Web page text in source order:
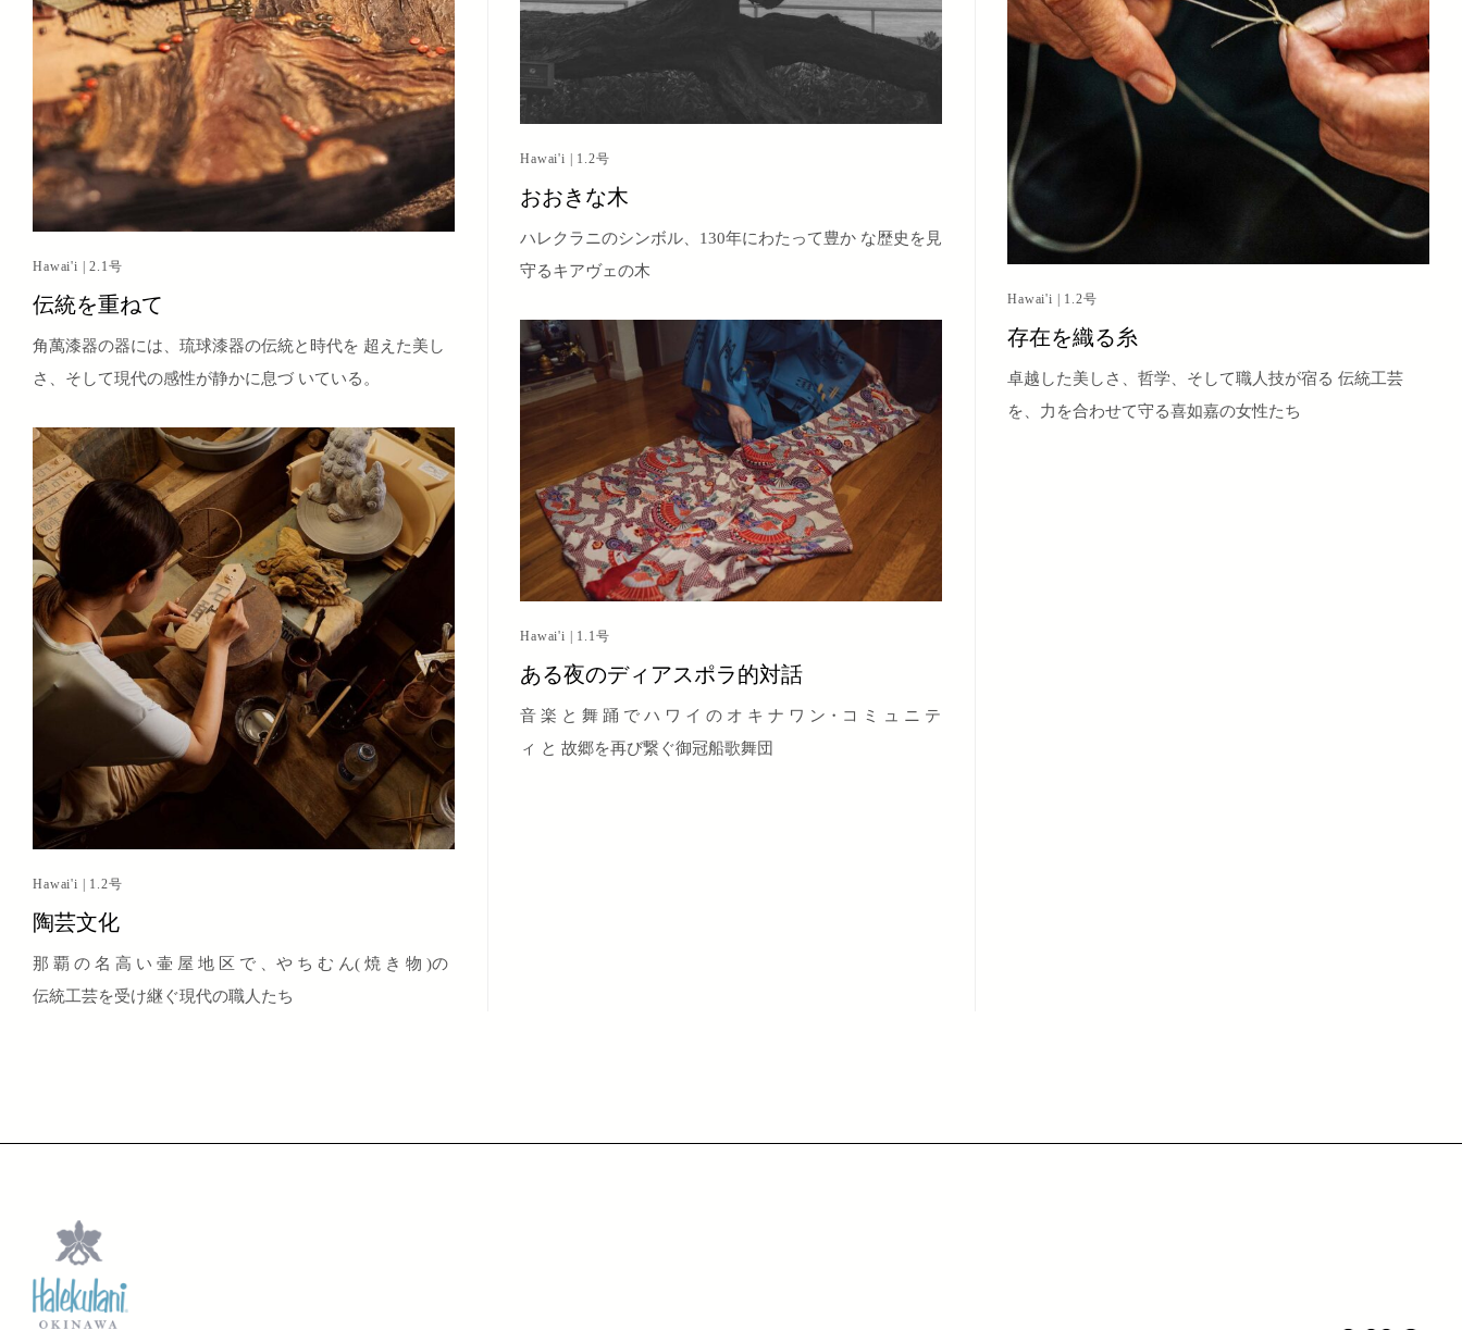
Hawai'i | 2.1号
伝統を重ねて
角萬漆器の器には、琉球漆器の伝統と時代を 超えた美し
さ、そして現代の感性が静かに息づ いている。
Hawai'i | 1.2号
陶芸文化
那 覇 の 名 高 い 壷 屋 地 区 で 、や ち む ん( 焼 き 物 )の
伝統工芸を受け継ぐ現代の職人たち
Hawai'i | 1.2号
おおきな木
ハレクラニのシンボル、130年にわたって豊か な歴史を見
守るキアヴェの木
Hawai'i | 1.1号
ある夜のディアスポラ的対話
音 楽 と 舞 踊 で ハ ワ イ の オ キ ナ ワ ン・コ ミ ュ ニ テ
ィ と 故郷を再び繋ぐ御冠船歌舞団
Hawai'i | 1.2号
存在を織る糸
卓越した美しさ、哲学、そして職人技が宿る 伝統工芸
を、力を合わせて守る喜如嘉の女性たち